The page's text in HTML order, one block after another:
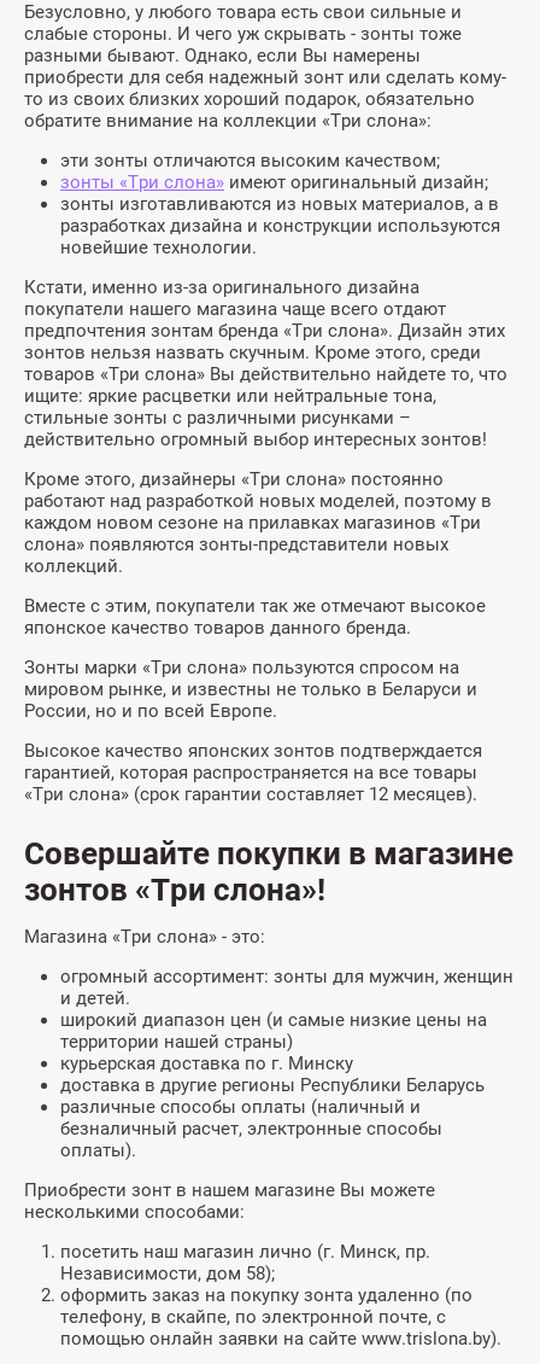
Безусловно, у любого товара есть свои сильные и
слабые стороны. И чего уж скрывать - зонты тоже
разными бывают. Однако, если Вы намерены
приобрести для себя надежный зонт или сделать кому-
то из своих близких хороший подарок, обязательно
обратите внимание на коллекции «Три слона»:
эти зонты отличаются высоким качеством;
зонты «Три слона» имеют оригинальный дизайн;
зонты изготавливаются из новых материалов, а в
разработках дизайна и конструкции используются
новейшие технологии.
Кстати, именно из-за оригинального дизайна
покупатели нашего магазина чаще всего отдают
предпочтения зонтам бренда «Три слона». Дизайн этих
зонтов нельзя назвать скучным. Кроме этого, среди
товаров «Три слона» Вы действительно найдете то, что
ищите: яркие расцветки или нейтральные тона,
стильные зонты с различными рисунками –
действительно огромный выбор интересных зонтов!
Кроме этого, дизайнеры «Три слона» постоянно
работают над разработкой новых моделей, поэтому в
каждом новом сезоне на прилавках магазинов «Три
слона» появляются зонты-представители новых
коллекций.
Вместе с этим, покупатели так же отмечают высокое
японское качество товаров данного бренда.
Зонты марки «Три слона» пользуются спросом на
мировом рынке, и известны не только в Беларуси и
России, но и по всей Европе.
Высокое качество японских зонтов подтверждается
гарантией, которая распространяется на все товары
«Три слона» (срок гарантии составляет 12 месяцев).
Совершайте покупки в магазине
зонтов «Три слона»!
Магазина «Три слона» - это:
огромный ассортимент: зонты для мужчин, женщин
и детей.
широкий диапазон цен (и самые низкие цены на
территории нашей страны)
курьерская доставка по г. Минску
доставка в другие регионы Республики Беларусь
различные способы оплаты (наличный и
безналичный расчет, электронные способы
оплаты).
Приобрести зонт в нашем магазине Вы можете
несколькими способами:
посетить наш магазин лично (г. Минск, пр.
Независимости, дом 58);
оформить заказ на покупку зонта удаленно (по
телефону, в скайпе, по электронной почте, с
помощью онлайн заявки на сайте www.trislona.by).